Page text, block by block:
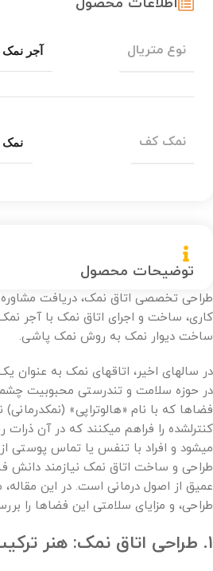
توضیحات محصول
طراحی تخصصی اتاق نمک، دریافت مشاوره
کاری، ساخت و اجرای اتاق نمک با آجر
ساخت دیوار نمک به روش نمک پاشی.
در سالهای اخیر، اتاقهای نمک به
در حوزه سلامت و تندرستی محبوبیت
فضاها که با نام «هالوتراپی»
کنترلشده را فراهم میکنند که در آن
میشود و افراد با تنفس یا تماس پوستی
طراحی و ساخت اتاق نمک نیازمند دانش
عمیق از اصول درمانی است. در این مقاله،
طراحی، و مزایای سلامتی این فضاها را
۱. طراحی اتاق نمک: هنر ترکیب عملکرد و زیبایی
نوع متریال آجر
نمک کف